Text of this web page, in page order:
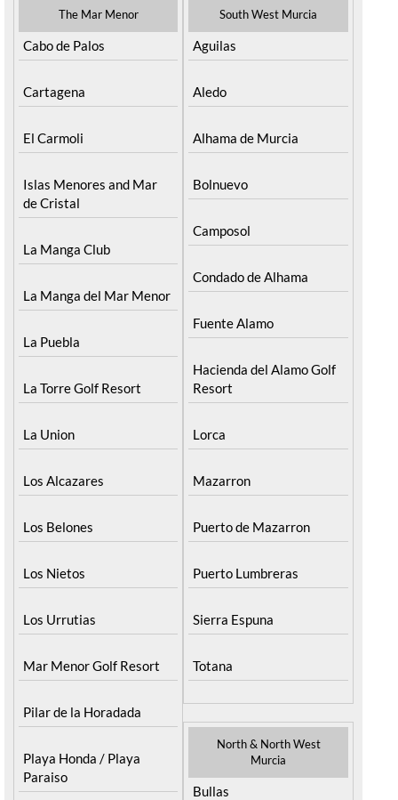
The Mar Menor
Cabo de Palos
Cartagena
El Carmoli
Islas Menores and Mar
de Cristal
La Manga Club
La Manga del Mar Menor
La Puebla
La Torre Golf Resort
La Union
Los Alcazares
Los Belones
Los Nietos
Los Urrutias
Mar Menor Golf Resort
Pilar de la Horadada
Playa Honda / Playa
Paraiso
South West Murcia
Aguilas
Aledo
Alhama de Murcia
Bolnuevo
Camposol
Condado de Alhama
Fuente Alamo
Hacienda del Alamo Golf
Resort
Lorca
Mazarron
Puerto de Mazarron
Puerto Lumbreras
Sierra Espuna
Totana
North & North West
Murcia
Bullas